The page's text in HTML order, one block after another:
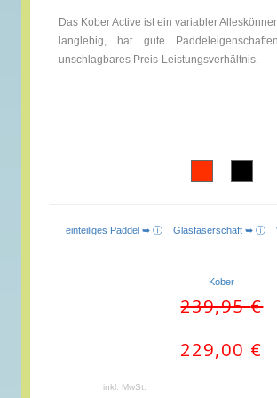
Das Kober Active ist ein variabler
langlebig, hat gute
unschlagbares Preis-Leistungsverhältnis.
einteiliges Paddel ➥ ⓘGlasfaserschaft ➥ ⓘ
Kober
239,95€
229,00 €
inkl. MwSt.